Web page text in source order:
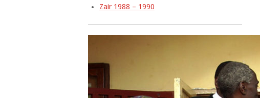
Zair 1988 – 1990